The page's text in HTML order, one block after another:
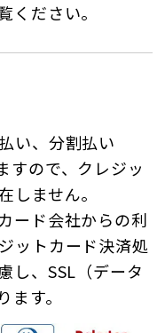
ください。
い、分割払い
すので、クレジッ
しません。
ード会社からの利
ットカード決済処
し、SSL（データ
す。